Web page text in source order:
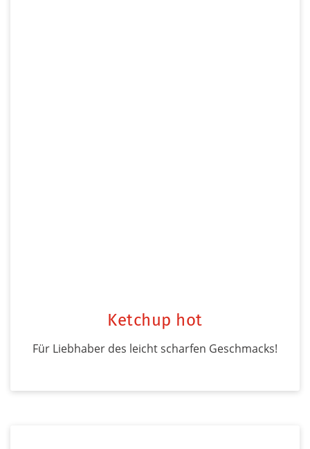
Ketchup hot
Für Liebhaber des leicht scharfen Geschmacks!